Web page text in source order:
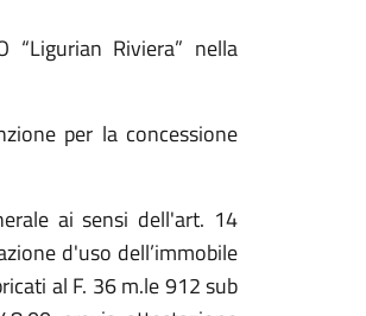
“Ligurian Riviera” nella
per la concessione
ai sensi dell'art. 14
d'uso dell’immobile
al F. 36 m.le 912 sub